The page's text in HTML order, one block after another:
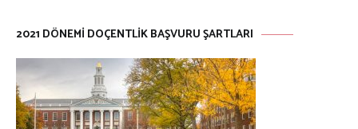
​​​​​​​​​​​​​2021 DÖNEMI DOÇENTLIK BAŞVURU ŞARTLARI